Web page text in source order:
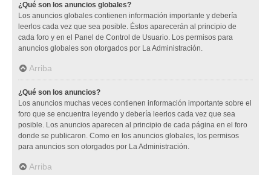
¿Qué son los anuncios globales?
Los anuncios globales contienen información importante y debería
leerlos cada vez que sea posible. Éstos aparecerán al principio de
cada foro y en el Panel de Control de Usuario. Los permisos para
anuncios globales son otorgados por La Administración.
Arriba
¿Qué son los anuncios?
Los anuncios muchas veces contienen información importante sobre el
foro que se encuentra leyendo y debería leerlos cada vez que sea
posible. Los anuncios aparecen al principio de cada página en el foro
donde se publicaron. Como en los anuncios globales, los permisos
para anuncios son otorgados por La Administración.
Arriba